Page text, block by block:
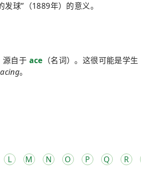
球”（1889年）的意义。
源自于 ace （名词）。这很可能是学生
acing。
L M N O P Q R